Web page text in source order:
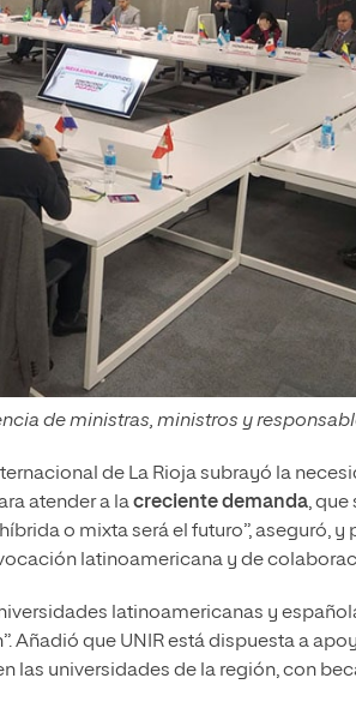
de ministras, ministros y
de La Rioja subrayó la
atender a lacreciente demanda, que
o mixta será el futuro”, aseguró, y
latinoamericana y de
latinoamericanas y
Añadió que UNIR está dispuesta a
las universidades de la región, con